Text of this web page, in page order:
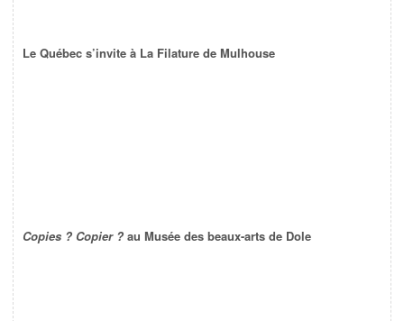
Le Québec s’invite à La Filature de Mulhouse
Copies ? Copier ? au Musée des beaux-arts de Dole